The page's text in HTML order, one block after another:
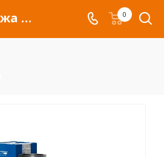
!!!Распродажа для автомобилей российских марок и сельхозтехники 0